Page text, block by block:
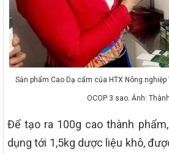
Sản phẩm Cao Dạ cẩm của HTX Nông
OCOP 3 sao. Ảnh:
Để tạo ra 100g cao thành
dụng tới 1,5kg dược liệu khô,